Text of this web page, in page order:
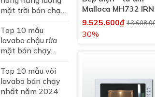
Malloca MH732
vùng nấu
9.525.600₫
30%
hơn...
mặt trời bán chạy
nhất 2024
Top 10 mẫu
lavabo chậu rửa
mặt bán chạy
nhất năm 2024
Top 10 mẫu vòi
lavabo bán chạy
nhất năm 2024